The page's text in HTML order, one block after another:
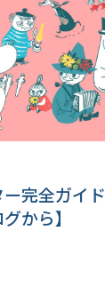
完全ガイド
から】